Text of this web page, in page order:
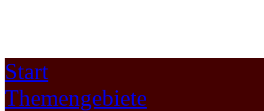
Start
Themengebiete